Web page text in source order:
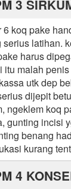
3
6 koq pake
serius latihan.
harus
itu malah
utk dep
dijepit
ngeklem koq
gunting incisi
benang
kurang
4